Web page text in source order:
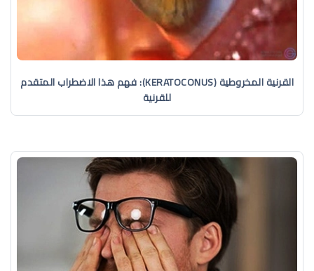
القرنية المخروطية (KERATOCONUS): فهم هذا الاضطراب المتقدم
للقرنية